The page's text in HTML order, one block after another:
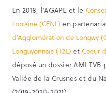
En 2018, l’AGAPE et le
Lorraine (CENL) en
d’Agglomération de Longwy
Longuyonnais (T2L) et Coeur
déposé un dossier AMI
Vallée de la Crusnes et du